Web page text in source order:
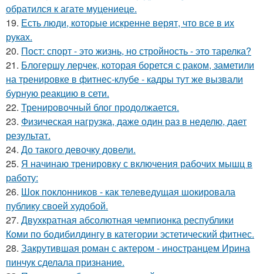
обратился к агате муцениеце.
19. Есть люди, которые искренне верят, что все в их
руках.
20. Пост: спорт - это жизнь, но стройность - это тарелка?
21. Блогершу лерчек, которая борется с раком, заметили
на тренировке в фитнес-клубе - кадры тут же вызвали
бурную реакцию в сети.
22. Тренировочный блог продолжается.
23. Физическая нагрузка, даже один раз в неделю, дает
результат.
24. До такого девочку довели.
25. Я начинаю тренировку с включения рабочих мышц в
работу:
26. Шок поклонников - как телеведущая шокировала
публику своей худобой.
27. Двухкратная абсолютная чемпионка республики
Коми по бодибилдингу в категории эстетический фитнес.
28. Закрутившая роман с актером - иностранцем Ирина
пинчук сделала признание.